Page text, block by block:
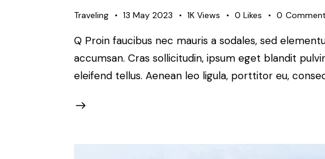
Traveling 13 May 2023 1K Views 0 Likes 0
Q Proin faucibus nec mauris a sodales, sed
accumsan. Cras sollicitudin, ipsum eget blandit
eleifend tellus. Aenean leo ligula, porttitor eu,